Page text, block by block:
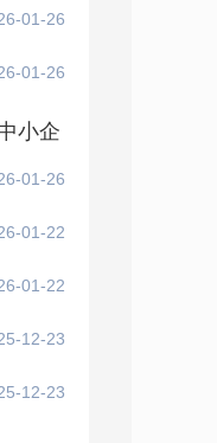
01-26
01-26
小企
01-26
01-22
01-22
12-23
12-23